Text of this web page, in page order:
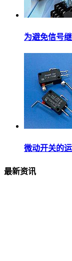
为避免信号
微动开关的
最新资讯